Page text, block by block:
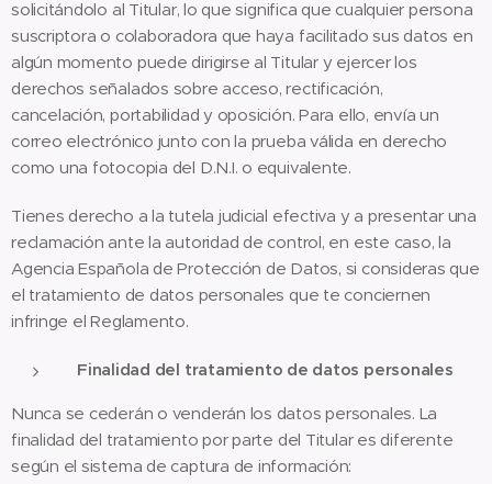
solicitándolo al Titular, lo que significa que cualquier persona
suscriptora o colaboradora que haya facilitado sus datos en
algún momento puede dirigirse al Titular y ejercer los
derechos señalados sobre acceso, rectificación,
cancelación, portabilidad y oposición. Para ello, envía un
correo electrónico junto con la prueba válida en derecho
como una fotocopia del D.N.I. o equivalente.
​Tienes derecho a la tutela judicial efectiva y a presentar una
reclamación ante la autoridad de control, en este caso, la
Agencia Española de Protección de Datos, si consideras que
el tratamiento de datos personales que te conciernen
infringe el Reglamento.
Finalidad del tratamiento de datos personales
Nunca se cederán o venderán los datos personales. La
finalidad del tratamiento por parte del Titular es diferente
según el sistema de captura de información: